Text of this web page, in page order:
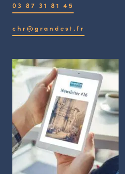
03 87 31 81 45
chr@grandest.fr